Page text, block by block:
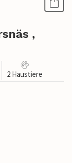
,
2 Haustiere